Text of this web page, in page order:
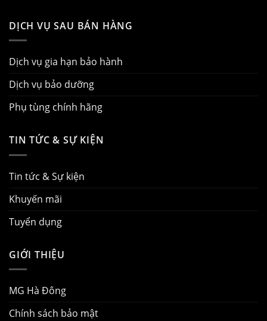
DỊCH VỤ SAU BÁN HÀNG
Dịch vụ gia hạn bảo hành
Dịch vụ bảo dưỡng
Phụ tùng chính hãng
TIN TỨC & SỰ KIỆN
Tin tức & Sự kiện
Khuyến mãi
Tuyển dụng
GIỚI THIỆU
MG Hà Đông
Chính sách bảo mật